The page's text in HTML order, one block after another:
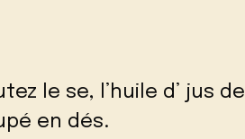
le se, l’huile d’ jus de
en dés.